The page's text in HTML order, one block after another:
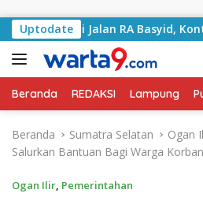
UptodateJalan RA Basyid, Kontrak
Beranda REDAKSI Lampung
Beranda Sumatra Selatan Ogan
Salurkan Bantuan Bagi Warga
Ogan Ilir, Pemerintahan